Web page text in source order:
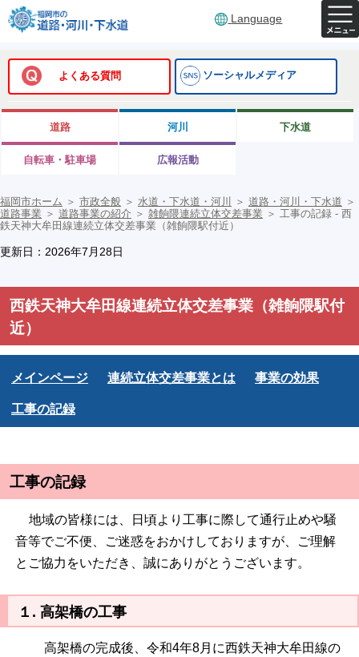
Language
よくある質問 ソーシャルメディア
道路 河川 下水道
自転車・駐車場 広報活動
福岡市ホーム ＞ 市政全般 ＞ 水道・下水道・河川 ＞ 道路・河川・下水道 ＞
道路事業 ＞ 道路事業の紹介 ＞ 雑餉隈連続立体交差事業 ＞ 工事の記録 - 西
鉄天神大牟田線連続立体交差事業（雑餉隈駅付近）
更新日：2026年7月28日
西鉄天神大牟田線連続立体交差事業（雑餉隈駅付
近）
メインページ 連続立体交差事業とは 事業の効果
工事の記録
工事の記録
地域の皆様には、日頃より工事に際して通行止めや騒
音等でご不便、ご迷惑をおかけしておりますが、ご理解
とご協力をいただき、誠にありがとうございます。
１. 高架橋の工事
高架橋の完成後、令和4年8月に西鉄天神大牟田線の